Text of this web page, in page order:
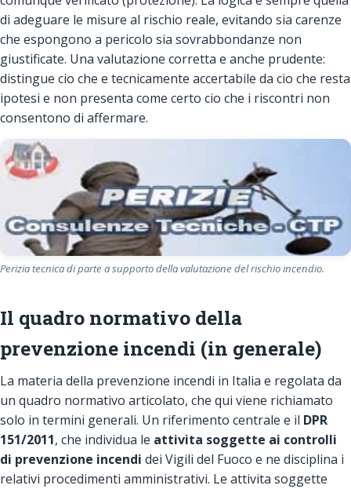
di adeguare le misure al rischio reale, evitando sia carenze
che espongono a pericolo sia sovrabbondanze non
giustificate. Una valutazione corretta e anche prudente:
distingue cio che e tecnicamente accertabile da cio che resta
ipotesi e non presenta come certo cio che i riscontri non
consentono di affermare.
Perizia tecnica di parte a supporto della valutazione del rischio incendio.
Il quadro normativo della
prevenzione incendi (in generale)
La materia della prevenzione incendi in Italia e regolata da
un quadro normativo articolato, che qui viene richiamato
solo in termini generali. Un riferimento centrale e il DPR
151/2011, che individua le attivita soggette ai controlli
di prevenzione incendi dei Vigili del Fuoco e ne disciplina i
relativi procedimenti amministrativi. Le attivita soggette